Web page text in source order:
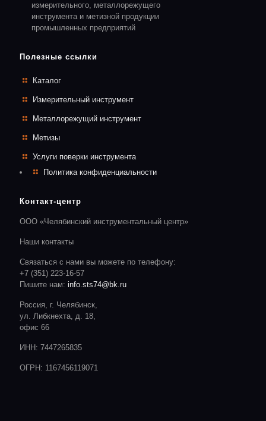
измерительного, металлорежущего
инструмента и метизной продукции
промышленных предприятий
Полезные ссылки
Каталог
Измерительный инструмент
Металлорежущий инструмент
Метизы
Услуги поверки инструмента
Политика конфиденциальности
Контакт-центр
ООО «Челябинский инструментальный центр»
Наши контакты
Связаться с нами вы можете по телефону:
+7 (351) 223-16-57
Пишите нам: info.sts74@bk.ru
Россия, г. Челябинск,
ул. Либкнехта, д. 18,
офис 66
ИНН: 7447265835
ОГРН: 1167456119071